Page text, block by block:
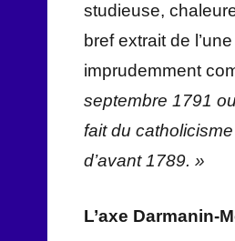
studieuse,
bref extrait de
imprudemment
septembre 1791
fait du
d’avant 1789. »
L’axe Darmanin-